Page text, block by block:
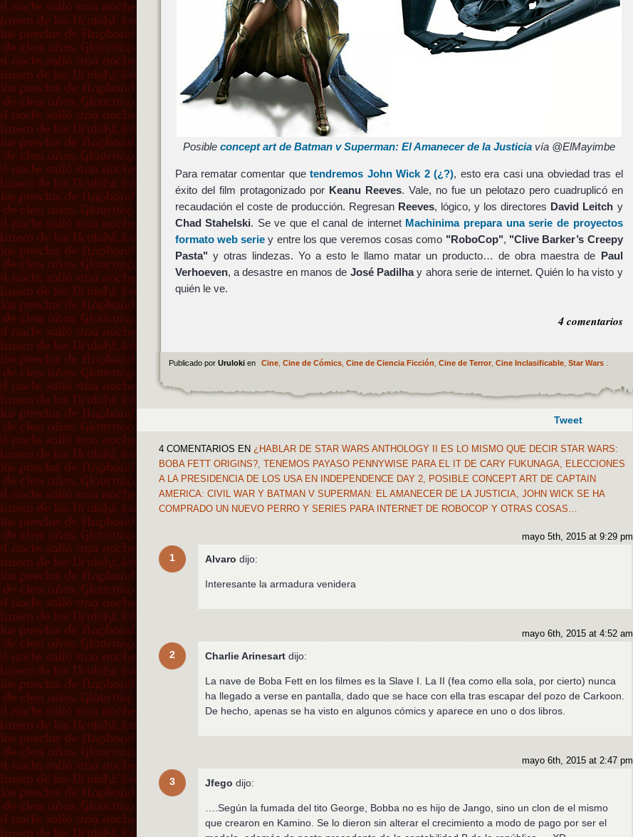
Posible concept art de Batman v Superman: El Amanecer de la Justiciavía @ElMayimbe
Para rematar comentar quetendremos John Wick 2(¿?), esto era casi una obviedad tras el
éxito del film protagonizado por Keanu Reeves. Vale, no fue un pelotazo pero cuadruplicó en
recaudación el coste de producción. Regresan Reeves, lógico, y los directores David Leitch y
Chad Stahelski. Se ve que el canal de internet Machinimaprepara una serie de proyectos
formato web serie y entre los que veremos cosas como "RoboCop", "Clive Barker’s Creepy
Pasta" y otras lindezas. Yo a esto le llamo matar un producto… de obra maestra de Paul
Verhoeven, a desastre en manos de José Padilhay ahora serie de internet. Quién lo ha visto y
quién le ve.
4 comentarios
Publicado por Uruloki en Cine, Cine de Cómics, Cine de Ciencia Ficción Cine de Terror, Cine Inclasificable, Star Wars.
Tweet
4 COMENTARIOS EN ¿HABLAR DE STAR WARS ANTHOLOGY II ES LO MISMO QUE DECIR STAR WARS:
BOBA FETT ORIGINS?, TENEMOS PAYASO PENNYWISE PARA EL IT DE CARY FUKUNAGA, ELECCIONES
A LA PRESIDENCIA DE LOS USA EN INDEPENDENCE DAY 2, POSIBLE CONCEPT ART DE CAPTAIN
AMERICA: CIVIL WAR Y BATMAN V SUPERMAN: EL AMANECER DE LA JUSTICIA, JOHN WICK SE HA
COMPRADO UN NUEVO PERRO Y SERIES PARA INTERNET DE ROBOCOP Y OTRAS COSAS…
1
mayo 5th, 2015 at 9:29 pm
Alvaro dijo:
Interesante la armadura venidera
2
mayo 6th, 2015 at 4:52 am
Charlie Arinesart dijo:
La nave de Boba Fett en los filmes es la Slave I. La II (fea como ella sola, por cierto) nunca
ha llegado a verse en pantalla, dado que se hace con ella tras escapar del pozo de Carkoon.
De hecho, apenas se ha visto en algunos cómics y aparece en uno o dos libros.
3
mayo 6th, 2015 at 2:47 pm
Jfego dijo:
….Según la fumada del tito George, Bobba no es hijo de Jango, sino un clon de el mismo
que crearon en Kamino. Se lo dieron sin alterar el crecimiento a modo de pago por ser el